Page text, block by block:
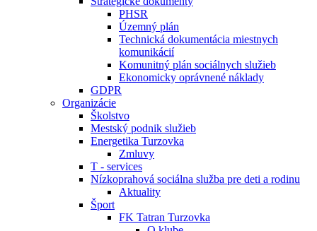
PHSR
Územný plán
Technická dokumentácia miestnych
komunikácií
Komunitný plán sociálnych služieb
Ekonomicky oprávnené náklady
GDPR
Organizácie
Školstvo
Mestský podnik služieb
Energetika Turzovka
Zmluvy
T - services
Nízkoprahová sociálna služba pre deti a rodinu
Aktuality
Šport
FK Tatran Turzovka